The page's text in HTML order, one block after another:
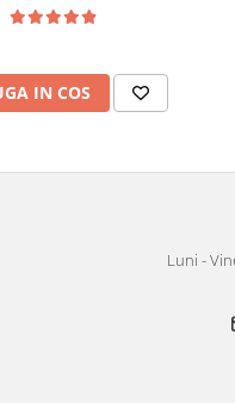
IN COS
Luni -